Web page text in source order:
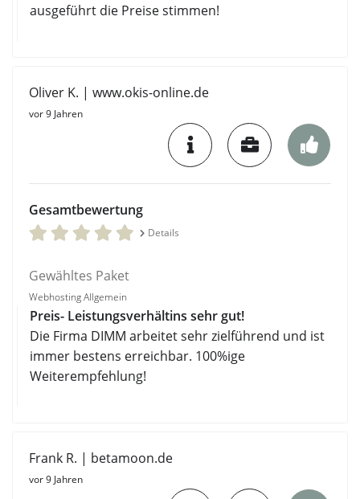
ausgeführt die Preise stimmen!
Oliver K. | www.okis-online.de
vor 9 Jahren
Gesamtbewertung
Details
Gewähltes Paket
Webhosting Allgemein
Preis- Leistungsverhältins sehr gut!
Die Firma DIMM arbeitet sehr zielführend und ist
immer bestens erreichbar. 100%ige
Weiterempfehlung!
Frank R. | betamoon.de
vor 9 Jahren